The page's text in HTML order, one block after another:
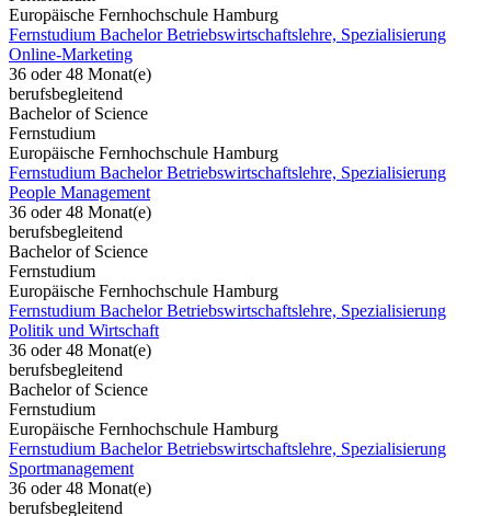
Europäische Fernhochschule Hamburg
Fernstudium Bachelor Betriebswirtschaftslehre, Spezialisierung
Online-Marketing
36 oder 48 Monat(e)
berufsbegleitend
Bachelor of Science
Fernstudium
Europäische Fernhochschule Hamburg
Fernstudium Bachelor Betriebswirtschaftslehre, Spezialisierung
People Management
36 oder 48 Monat(e)
berufsbegleitend
Bachelor of Science
Fernstudium
Europäische Fernhochschule Hamburg
Fernstudium Bachelor Betriebswirtschaftslehre, Spezialisierung
Politik und Wirtschaft
36 oder 48 Monat(e)
berufsbegleitend
Bachelor of Science
Fernstudium
Europäische Fernhochschule Hamburg
Fernstudium Bachelor Betriebswirtschaftslehre, Spezialisierung
Sportmanagement
36 oder 48 Monat(e)
berufsbegleitend